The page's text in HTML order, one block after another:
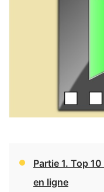
Partie 1. Top
en ligne